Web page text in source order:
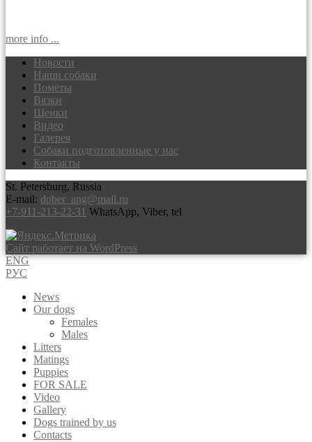
more info ...
Доберманы питомник Via Felicium,
щенки добермана
Новости
Наши собаки
Помёты
Вязки
Щенки
Видео
Галерея
Собаки подготовленные у нас
Контакты
St. Petersburg, Russia
E-mail: dober_ang@mail.ru
+7-911-213-22-31 WhatsApp, Viber, tel
Сайт работает на WordPress
ENG
РУС
News
Our dogs
Females
Males
Litters
Matings
Puppies
FOR SALE
Video
Gallery
Dogs trained by us
Contacts